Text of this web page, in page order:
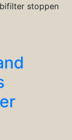
stoppen